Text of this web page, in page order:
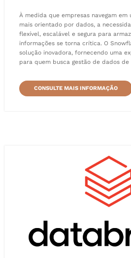
À medida que empresas navegam em
mais orientado por dados, a
flexível, escalável e segura para
informações se torna crítica. O
solução inovadora, fornecendo uma
para quem busca gestão de dados
CONSULTE MAIS INFORMAÇÃO